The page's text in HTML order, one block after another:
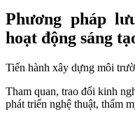
Phương pháp
hoạt động sáng
Tiến hành xây dựng môi
Tham quan, trao đổi kinh
phát triển nghệ thuật, thẩm